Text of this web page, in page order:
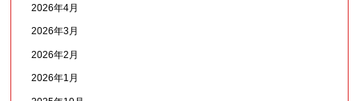
2026年4月
2026年3月
2026年2月
2026年1月